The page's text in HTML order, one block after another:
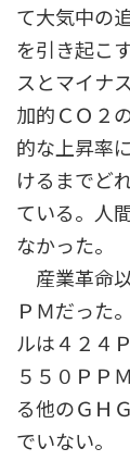
て大気中の
を引き起こ
スとマイナ
加的ＣＯ２
的な上昇率
けるまでど
ている。人
なかった。
産業革命
ＰＭだった
ルは４２４
５５０ＰＰ
る他のＧＨ
でいない。